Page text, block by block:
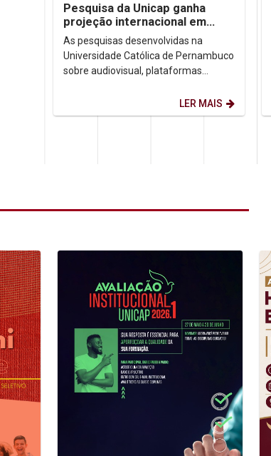
Pesquisa da Unicap ganha
projeção internacional em
congressos no Brasil e no
México
As pesquisas desenvolvidas na
Universidade Católica de Pernambuco
sobre audiovisual, plataformas
destaque em dois importantes...
LER MAIS